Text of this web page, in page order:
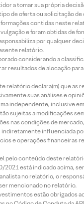
a tomar sua própria
de oferta ou solicitação de
contidas neste
e foram obtidas de
por qualquer
relatório.
considerando a
resultados de alocação
relatório declara(m) que as
suas análises e
independente, inclusive
sujeitas a modificações
nas condições de mercado,
indiretamente influenciada
e operações financeiras
pelo conteúdo deste
2021 está indicado acima,
no relatório, o
mencionado no relatório.
estão obrigados